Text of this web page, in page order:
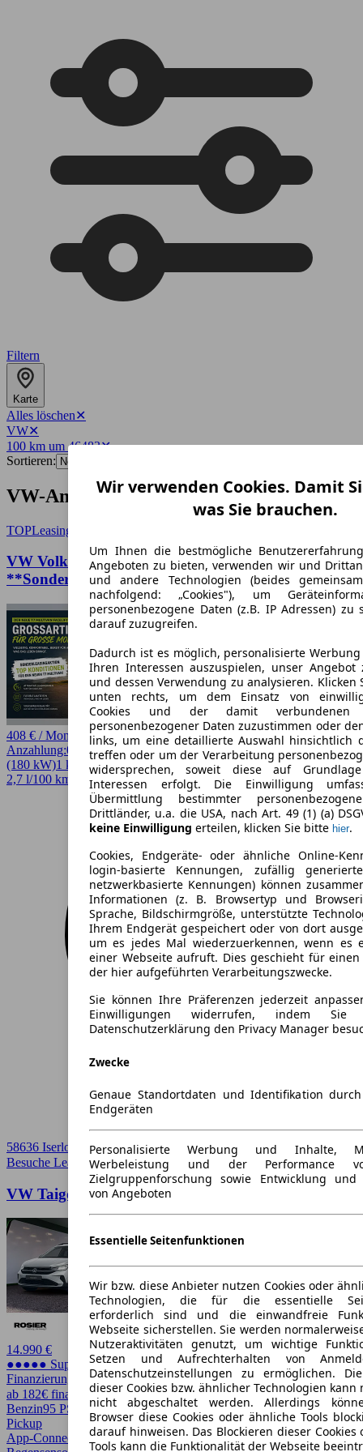
Wir verwenden Cookies. Damit
was Sie brauchen.
Um Ihnen die bestmögliche
Angeboten zu bieten, verwenden wir und
und andere Technologien (beides
nachfolgend: „Cookies"), um
personenbezogene Daten (z.B. IP Adressen) zu
darauf zuzugreifen.
Dadurch ist es möglich, personalisierte
Ihren Interessen auszuspielen, unser Angebot
und dessen Verwendung zu analysieren. Klicken
unten rechts, um dem Einsatz von
Cookies und der damit verbundenen
personenbezogener Daten zuzustimmen oder
links, um eine detaillierte Auswahl hinsichtlich
treffen oder um der Verarbeitung
widersprechen, soweit diese auf
Interessen erfolgt. Die Einwilligung
Übermittlung bestimmter
Drittländer, u.a. die USA, nach Art. 49 (1) (a)
keine Einwilligung erteilen, klicken Sie bitte hier.
Cookies, Endgeräte- oder ähnliche Online-
login-basierte Kennungen, zufällig
netzwerkbasierte Kennungen) können
Informationen (z. B. Browsertyp und
Sprache, Bildschirmgröße, unterstützte
Ihrem Endgerät gespeichert oder von dort
um es jedes Mal wiederzuerkennen, wenn es
einer Webseite aufruft. Dies geschieht für
der hier aufgeführten Verarbeitungszwecke.
Sie können Ihre Präferenzen jederzeit
Einwilligungen widerrufen, indem
Datenschutzerklärung den Privacy Manager
Zwecke
Genaue Standortdaten und Identifikation
Endgeräten
Personalisierte Werbung und Inhalte,
Werbeleistung und der Performance
Zielgruppenforschung sowie Entwicklung und
von Angeboten
Essentielle Seitenfunktionen
Wir bzw. diese Anbieter nutzen Cookies oder
Technologien, die für die essentielle
erforderlich sind und die einwandfreie
Webseite sicherstellen. Sie werden
Nutzeraktivitäten genutzt, um wichtige
Setzen und Aufrechterhalten von
Datenschutzeinstellungen zu ermöglichen.
dieser Cookies bzw. ähnlicher Technologien kann
nicht abgeschaltet werden. Allerdings
Browser diese Cookies oder ähnliche Tools
darauf hinweisen. Das Blockieren dieser
Tools kann die Funktionalität der Webseite
Filtern
Karte
Alles löschen✕
VW✕
100 km um 46483✕
Sortieren:
VW-Angebote in Wesel
TOPLeasing
VW Volkswagen T7 Multivan **HYBRID** Facelift
**Sonderleasing**
408 € / Monat
Anzahlung:0,00 €Laufzeit:60 Monate km/Jahr:10.000 Andere 245 PS
(180 kW)1 km EZ 08/2026 AutomatikVan / Kleinbus4 Türen
2,7 l/100 km (komb.)* · 61 g/km CO2* · CO2-Klasse B
58636 Iserlohn
Besuche Leasingmarkt➚
VW Taigo Goal 1,0 l TSI
14.990 €
●●●●● Super Preis
Finanzierung möglich
ab 182€ finanzieren ↗
Benzin95 PS (70 kW) 8.660 kmEZ 01/2025 SchaltgetriebeSUV /
Pickup
App-Connect, Garantie, LED, LED Scheinwerfer, Lichtsensor,